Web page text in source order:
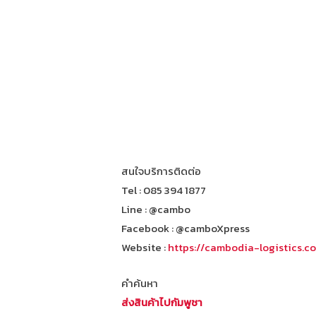
สนใจบริการติดต่อ
Tel : 085 394 1877
Line : @cambo
Facebook : @camboXpress
Website :https://cambodia-
คำค้นหา
ส่งสินค้าไปกัมพูชา